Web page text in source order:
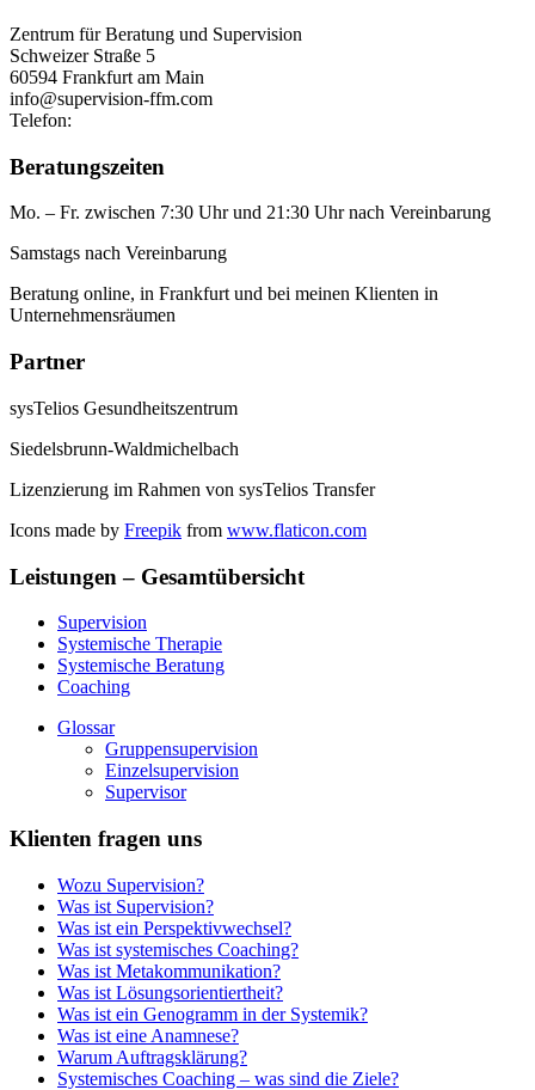
Zentrum für Beratung und Supervision
Schweizer Straße 5
60594 Frankfurt am Main
info@supervision-ffm.com
Telefon:
Beratungszeiten
Mo. – Fr. zwischen 7:30 Uhr und 21:30 Uhr nach Vereinbarung
Samstags nach Vereinbarung
Beratung online, in Frankfurt und bei meinen Klienten in
Unternehmensräumen
Partner
sysTelios Gesundheitszentrum
Siedelsbrunn-Waldmichelbach
Lizenzierung im Rahmen von sysTelios Transfer
Icons made by Freepik from www.flaticon.com
Leistungen – Gesamtübersicht
Supervision
Systemische Therapie
Systemische Beratung
Coaching
Glossar
Gruppensupervision
Einzelsupervision
Supervisor
Klienten fragen uns
Wozu Supervision?
Was ist Supervision?
Was ist ein Perspektivwechsel?
Was ist systemisches Coaching?
Was ist Metakommunikation?
Was ist Lösungsorientiertheit?
Was ist ein Genogramm in der Systemik?
Was ist eine Anamnese?
Warum Auftragsklärung?
Systemisches Coaching – was sind die Ziele?